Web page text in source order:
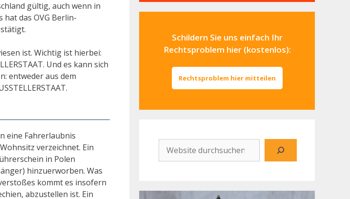
gültig, auch wenn in
hat das OVG Berlin-
ist. Wichtig ist hierbei:
Und es kann sich
entweder aus dem
eine Fahrerlaubnis
verzeichnet. Ein
in Polen
hinzuerworben. Was
kommt es insofern
abzustellen ist. Ein
Schildern Sie uns einfach Ihr
Rechtsproblem hier (kostenlos):
Rechtsproblem hier mitteilen
Website
durchsuchen